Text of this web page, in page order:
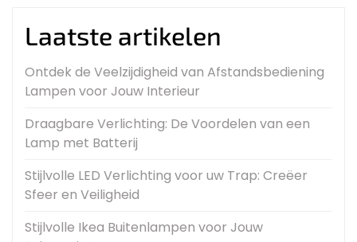
Laatste artikelen
Ontdek de Veelzijdigheid van Afstandsbediening
Lampen voor Jouw Interieur
Draagbare Verlichting: De Voordelen van een
Lamp met Batterij
Stijlvolle LED Verlichting voor uw Trap: Creëer
Sfeer en Veiligheid
Stijlvolle Ikea Buitenlampen voor Jouw